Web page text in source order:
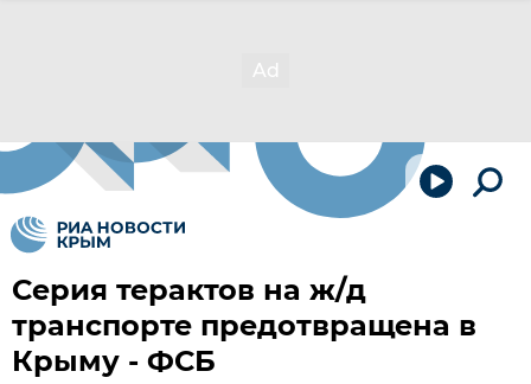
Серия терактов на ж/д
транспорте предотвращена в
Крыму - ФСБ